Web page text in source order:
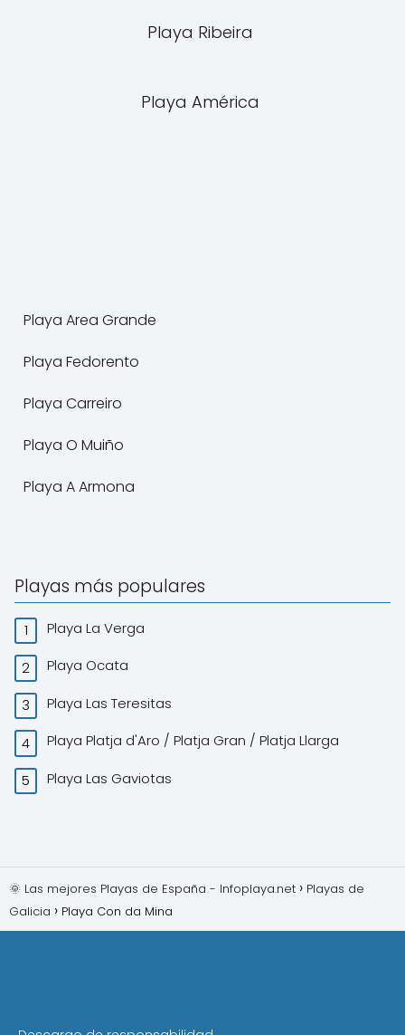
Playa Ribeira
Playa América
Playa Area Grande
Playa Fedorento
Playa Carreiro
Playa O Muiño
Playa A Armona
Playas más populares
Playa La Verga
Playa Ocata
Playa Las Teresitas
Playa Platja d'Aro / Platja Gran / Platja Llarga
Playa Las Gaviotas
🌞 Las mejores Playas de España - Infoplaya.net
Playas de
Galicia
Playa Con da Mina